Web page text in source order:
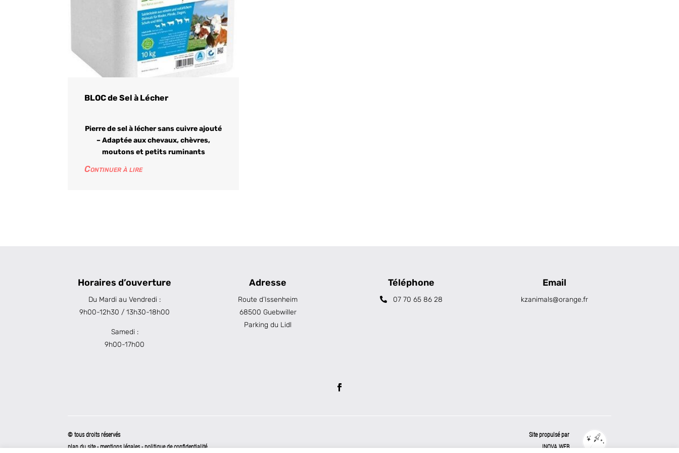
BLOC de Sel à Lécher
Pierre de sel à lécher sans cuivre ajouté
– Adaptée aux chevaux, chèvres,
moutons et petits ruminants
Continuer à lire
Horaires d’ouverture
Du Mardi au Vendredi :
9h00-12h30 / 13h30-18h00
Samedi :
9h00-17h00
Adresse
Route d’Issenheim
68500 Guebwiller
Parking du Lidl
Téléphone
07 70 65 86 28
Email
kzanimals@orange.fr
© tous droits réservés
plan du site-mentions légales-politique de confidentialité
Site propulsé par
INOVA WEB